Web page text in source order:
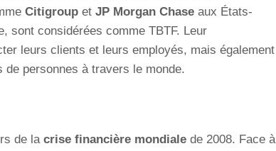
Citigroup et JP Morgan Chase aux États-
sont considérées comme TBTF. Leur
leurs clients et leurs employés, mais également
personnes à travers le monde.
de la crise financière mondiale de 2008. Face à